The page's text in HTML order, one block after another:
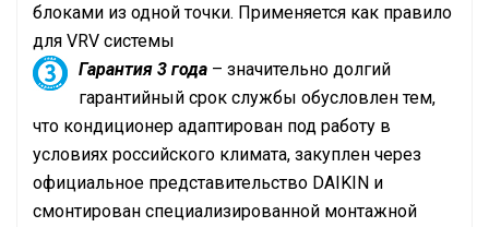
блоками из одной точки. Применяется как правило
для VRV системы
Гарантия 3 года – значительно долгий
гарантийный срок службы обусловлен тем,
что кондиционер адаптирован под работу в
условиях российского климата, закуплен через
официальное представительство DAIKIN и
смонтирован специализированной монтажной